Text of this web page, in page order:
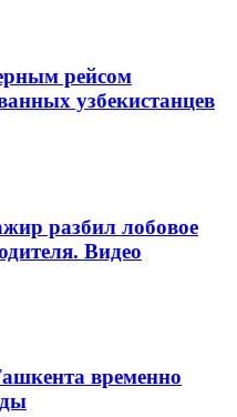
рейсом
узбекистанцев
разбил лобовое
Видео
временно